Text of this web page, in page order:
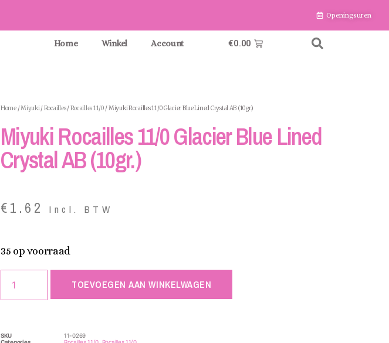
Openingsuren
Home Winkel Account €0.00
Home/Miyuki/Rocailles/Rocailles 11/0 / Miyuki Rocailles 11/0 Glacier Blue Lined Crystal AB (10gr.)
Miyuki Rocailles 11/0 Glacier Blue Lined
Crystal AB (10gr.)
€1.62 Incl. BTW
35 op voorraad
TOEVOEGEN AAN WINKELWAGEN
SKU
11-0269